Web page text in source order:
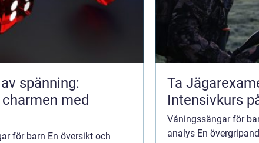
spänning:
med
för barn En översikt och
Ta
Intensivkurs
Våningssängar för
analys En